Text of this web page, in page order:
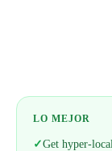
LO MEJOR
✓Get hyper-